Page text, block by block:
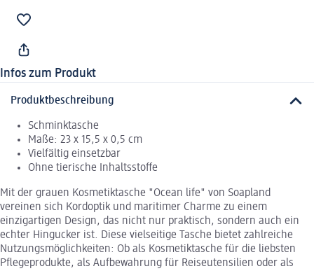
Infos zum Produkt
Produktbeschreibung
Schminktasche
Maße: 23 x 15,5 x 0,5 cm
Vielfältig einsetzbar
Ohne tierische Inhaltsstoffe
Mit der grauen Kosmetiktasche "Ocean life" von Soapland
vereinen sich Kordoptik und maritimer Charme zu einem
einzigartigen Design, das nicht nur praktisch, sondern auch ein
echter Hingucker ist. Diese vielseitige Tasche bietet zahlreiche
Nutzungsmöglichkeiten: Ob als Kosmetiktasche für die liebsten
Pflegeprodukte, als Aufbewahrung für Reiseutensilien oder als